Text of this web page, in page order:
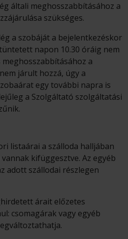
általi meghosszabbításához a
szükséges.
a szobáját a bejelentkezéskor
napon 10.30 óráig nem
a
járult hozzá, úgy a
egy további napra is
a Szolgáltató szolgáltatási
listaárai a szálloda halljában
kifüggesztve. Az egyéb
adott szállodai részlegen
árait előzetes
csomagárak vagy egyéb